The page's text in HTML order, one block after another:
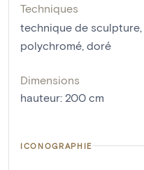
Techniques
technique de sculpture,
polychromé, doré
Dimensions
hauteur: 200 cm
ICONOGRAPHIE